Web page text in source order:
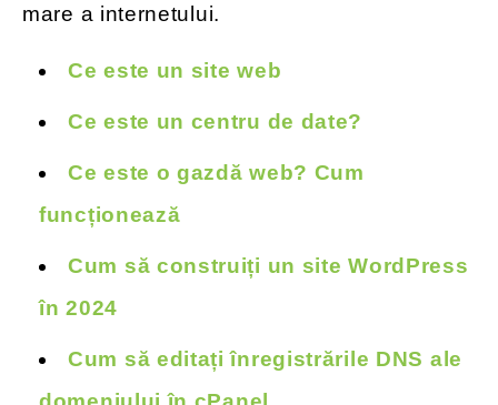
mare a internetului.
Ce este un site web
Ce este un centru de date?
Ce este o gazdă web? Cum
funcționează
Cum să construiți un site WordPress
în 2024
Cum să editați înregistrările DNS ale